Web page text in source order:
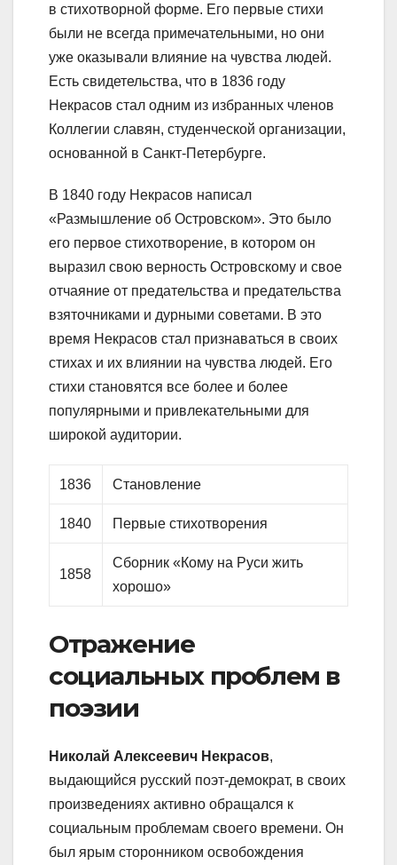
в стихотворной форме. Его первые стихи
были не всегда примечательными, но они
уже оказывали влияние на чувства людей.
Есть свидетельства, что в 1836 году
Некрасов стал одним из избранных членов
Коллегии славян, студенческой организации,
основанной в Санкт-Петербурге.
В 1840 году Некрасов написал
«Размышление об Островском». Это было
его первое стихотворение, в котором он
выразил свою верность Островскому и свое
отчаяние от предательства и предательства
взяточниками и дурными советами. В это
время Некрасов стал признаваться в своих
стихах и их влиянии на чувства людей. Его
стихи становятся все более и более
популярными и привлекательными для
широкой аудитории.
1836 Становление
1840 Первые стихотворения
1858
Сборник «Кому на Руси жить
хорошо»
Отражение
социальных проблем в
поэзии
Николай Алексеевич Некрасов,
выдающийся русский поэт-демократ, в своих
произведениях активно обращался к
социальным проблемам своего времени. Он
был ярым сторонником освобождения